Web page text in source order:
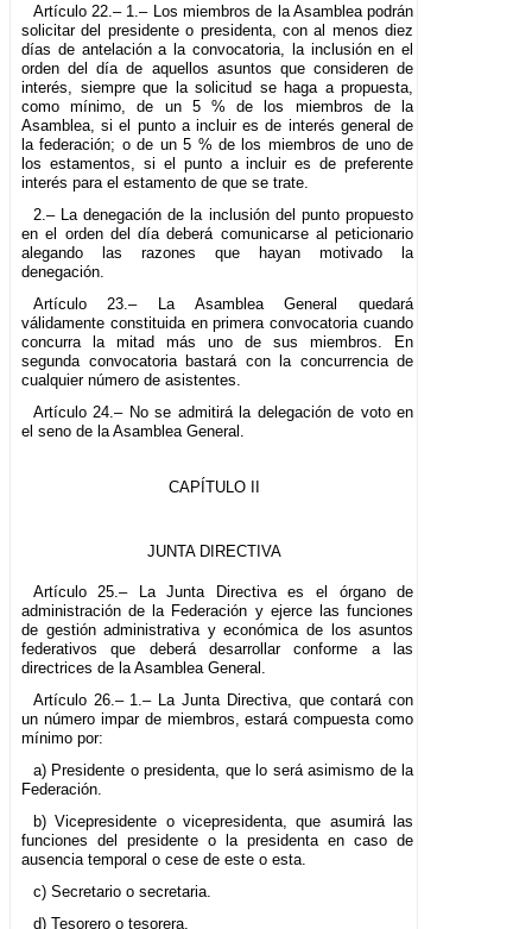
Artículo 22.– 1.– Los miembros de la Asamblea podrán
solicitar del presidente o presidenta, con al menos diez
días de antelación a la convocatoria, la inclusión en el
orden del día de aquellos asuntos que consideren de
interés, siempre que la solicitud se haga a propuesta,
como mínimo, de un 5 % de los miembros de la
Asamblea, si el punto a incluir es de interés general de
la federación; o de un 5 % de los miembros de uno de
los estamentos, si el punto a incluir es de preferente
interés para el estamento de que se trate.
2.– La denegación de la inclusión del punto propuesto
en el orden del día deberá comunicarse al peticionario
alegando las razones que hayan motivado la
denegación.
Artículo 23.– La Asamblea General quedará
válidamente constituida en primera convocatoria cuando
concurra la mitad más uno de sus miembros. En
segunda convocatoria bastará con la concurrencia de
cualquier número de asistentes.
Artículo 24.– No se admitirá la delegación de voto en
el seno de la Asamblea General.
CAPÍTULO II
JUNTA DIRECTIVA
Artículo 25.– La Junta Directiva es el órgano de
administración de la Federación y ejerce las funciones
de gestión administrativa y económica de los asuntos
federativos que deberá desarrollar conforme a las
directrices de la Asamblea General.
Artículo 26.– 1.– La Junta Directiva, que contará con
un número impar de miembros, estará compuesta como
mínimo por:
a) Presidente o presidenta, que lo será asimismo de la
Federación.
b) Vicepresidente o vicepresidenta, que asumirá las
funciones del presidente o la presidenta en caso de
ausencia temporal o cese de este o esta.
c) Secretario o secretaria.
d) Tesorero o tesorera.